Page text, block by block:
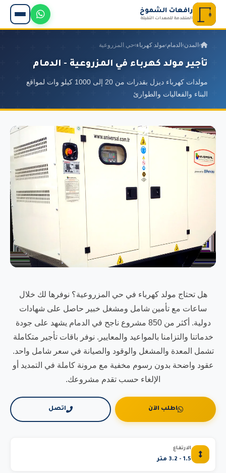
رافعات الشموخ
المتقدمة للمعدات الثقيلة
› المدن› الدمام›مولد كهرباء›حي المزروعية
تأجير مولد كهرباء في المزروعية - الدمام
مولدات كهرباء ديزل بقدرات من 20 إلى 1000 كيلو وات لمواقع
البناء والفعاليات والطوارئ
هل تحتاج مولد كهرباء في حي المزروعية؟ نوفرها لك خلال
ساعات مع تأمين شامل ومشغل خبير حاصل على شهادات
دولية. أكثر من 850 مشروع ناجح في الدمام يشهد على جودة
خدماتنا والتزامنا بالمواعيد والمعايير. نوفر باقات تأجير متكاملة
تشمل المعدة والمشغل والوقود والصيانة في سعر شامل واحد.
عقود واضحة بدون رسوم مخفية مع مرونة كاملة في التمديد أو
الإلغاء حسب تقدم مشروعك.
اطلب الآن اتصل
الارتفاع
1.5 - 3.2 متر